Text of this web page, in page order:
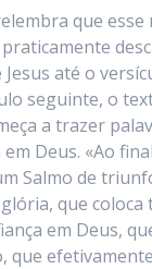
que esse
Jesus até o
seguinte, o
a trazer
Deus. «Ao
Salmo de
que coloca
em Deus,
que